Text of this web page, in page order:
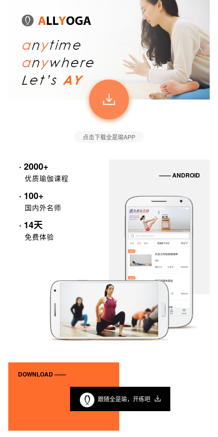
点击下载全是瑜APP
· 2000+
优质瑜伽课程
· 100+
国内外名师
· 14天
免费体验
—— ANDROID
DOWNLOAD ——
跟随全是瑜，开练吧